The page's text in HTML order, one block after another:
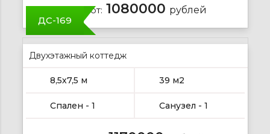
Цена от: 1080000 рублей
ДС-169
Двухэтажный коттедж
8,5х7,5 м 39 м2
Спален - 1 Санузел - 1